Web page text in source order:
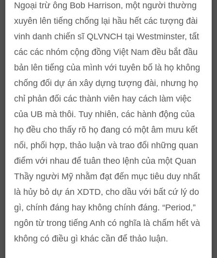
Ngoại trừ ông Bob Harrison, một người thường
xuyên lên tiếng chống lại hầu hết các tượng đài
vinh danh chiến sĩ QLVNCH tại Westminster, tất
các các nhóm cộng đồng Việt Nam đều bắt đầu
bản lên tiếng của mình với tuyên bố là họ không
chống đối dự án xây dựng tượng đài, nhưng họ
chỉ phản đối các thành viên hay cách làm việc
của UB mà thôi. Tuy nhiên, các hành động của
họ đều cho thấy rõ họ đang có một âm mưu kết
nối, phối hợp, thảo luận và trao đổi những quan
điểm với nhau để tuân theo lệnh của một Quan
Thầy người Mỹ nhằm đạt đến mục tiêu duy nhất
là hủy bỏ dự án XDTD, cho dầu với bất cứ lý do
gì, chính đáng hay không chính đáng. “Period,”
ngôn từ trong tiếng Anh có nghĩa là chấm hết và
không có điều gì khác cần để thảo luận.